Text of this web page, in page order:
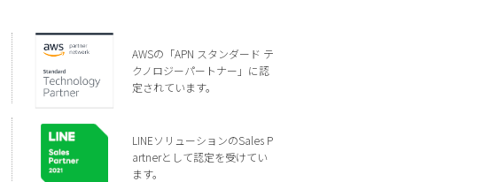
AWSの「APN スタンダード テ
クノロジーパートナー」に認
定されています。
LINEソリューションのSales P
artnerとして認定を受けてい
ます。